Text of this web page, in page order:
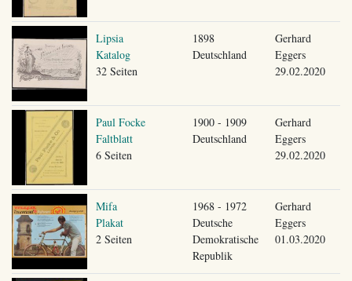
Lipsia
Katalog
32 Seiten
1898
Deutschland
Gerhard
Eggers
29.02.2020
Paul Focke
Faltblatt
6 Seiten
1900 - 1909
Deutschland
Gerhard
Eggers
29.02.2020
Mifa
Plakat
2 Seiten
1968 - 1972
Deutsche
Demokratische
Republik
Gerhard
Eggers
01.03.2020